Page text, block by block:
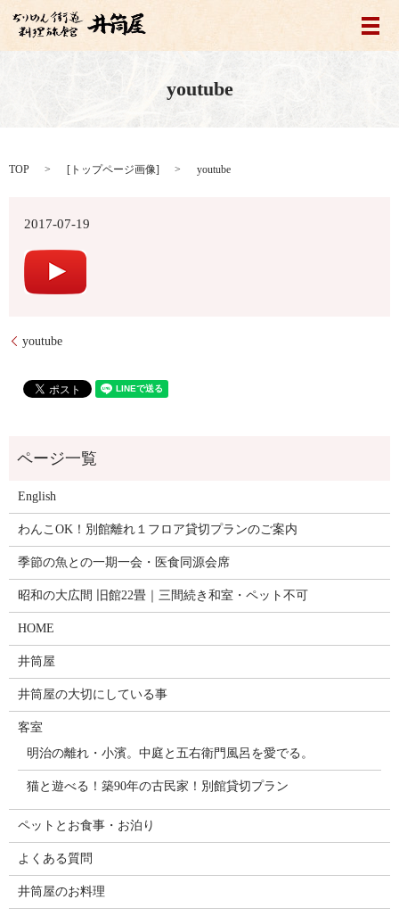
メ
youtube
TOP [ トップページ画像] youtube
2017-07-19
youtube
English
わんこOK！別館離れ１フロア貸切プランのご案内
季節の魚との一期一会・医食同源会席
昭和の大広間 旧館22畳｜三間続き和室・ペット不可
HOME
井筒屋
井筒屋の大切にしている事
客室
明治の離れ・小濱。中庭と五右衛門風呂を愛でる。
猫と遊べる！築90年の古民家！別館貸切プラン
ペットとお食事・お泊り
よくある質問
井筒屋のお料理